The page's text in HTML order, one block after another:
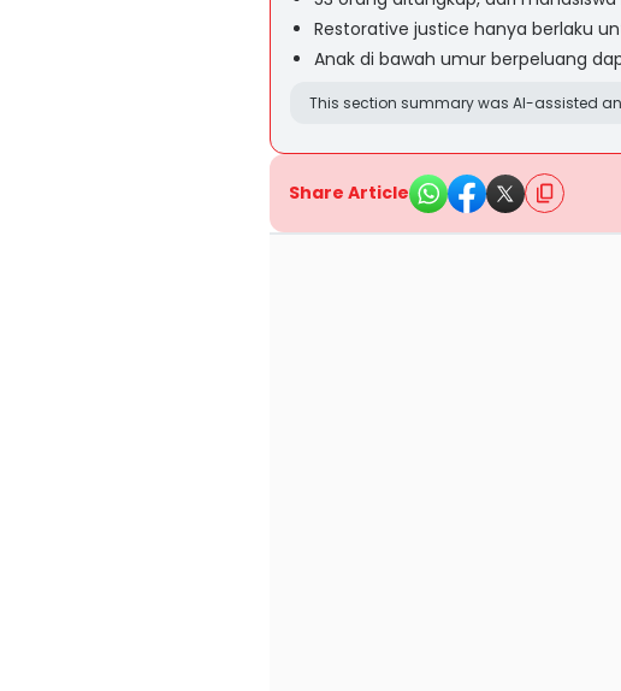
Restorative justice hanya berlaku
Anak di bawah umur berpeluang
This section summary was AI-assisted
Share Article